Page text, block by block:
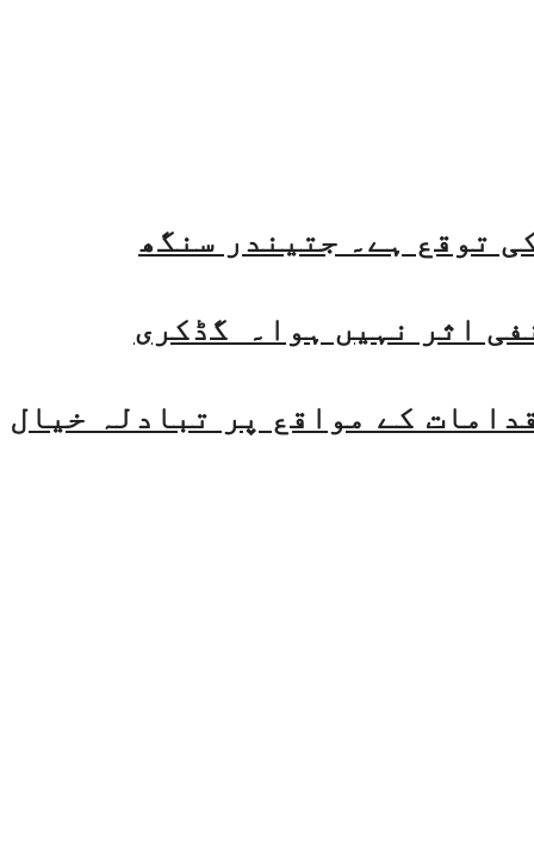
اثر نہیں ہوا۔ گڈکری
کے مواقع پر تبادلہ خیال